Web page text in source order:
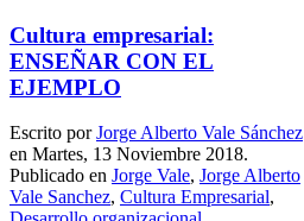
Cultura empresarial:
ENSEÑAR CON EL
EJEMPLO
Escrito porJorge Alberto Vale Sánchez
en Martes, 13 Noviembre 2018.
Publicado en Jorge Vale, Jorge Alberto
Vale Sanchez, Cultura Empresarial,